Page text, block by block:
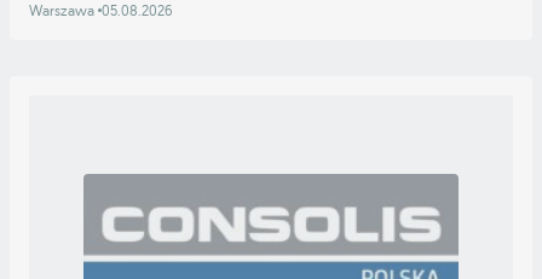
Warszawa 05.08.2026